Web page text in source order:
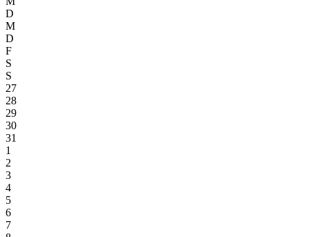
D
M
D
F
S
S
27
28
29
30
31
1
2
3
4
5
6
7